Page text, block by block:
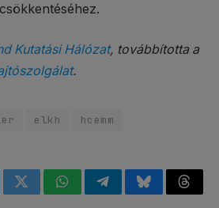
Kutatási Hálózat, továbbította a
.
elkh hcemm
TwitterWhatsAppTelegramBluesky